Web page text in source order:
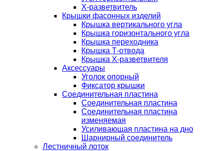
Х-разветвитель
Крышки фасонных изделий
Крышка вертикального угла
Крышка горизонтального угла
Крышка переходника
Крышка Т-отвода
Крышка Х-разветвителя
Аксессуары
Уголок опорный
Фиксатор крышки
Соединительная пластина
Соединительная пластина
Соединительная пластина
изменяемая
Усиливающая пластина на дно
Шарнирный соединитель
Лестничный лоток